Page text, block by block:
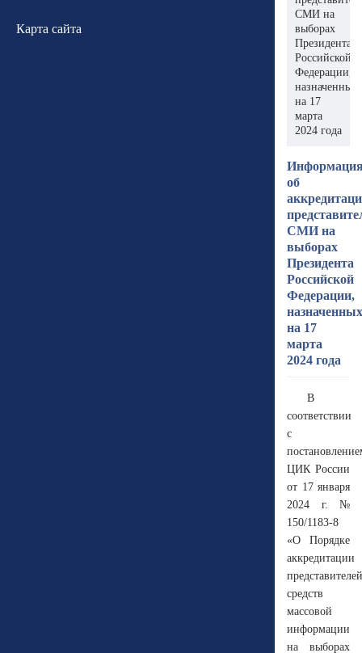
Карта сайта
СМИ на
выборах
Президента
Российской
Федерации,
назначенных
на 17
марта
2024 года
об
СМИ на
выборах
Президента
Российской
Федерации,
назначенных
на 17
марта
2024 года
В
соответствии
с
ЦИК России
от 17 января
2024 г. №
150/1183-8
«О Порядке
аккредитации
представителей
средств
массовой
информации
на выборах